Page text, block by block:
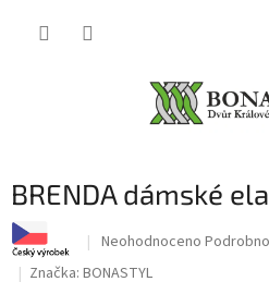
BRENDA dámské
Průměrné
produktu
Neohodnoceno
Značka: BONASTYL